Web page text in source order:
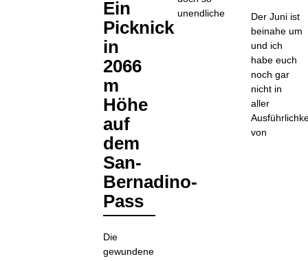
Ein
Picknick
in
2066
m
Höhe
auf
dem
San-
Bernadino-
Pass
Die
gewundene
unendliche
Der Juni ist
beinahe um
und ich
habe euch
noch gar
nicht in
aller
von